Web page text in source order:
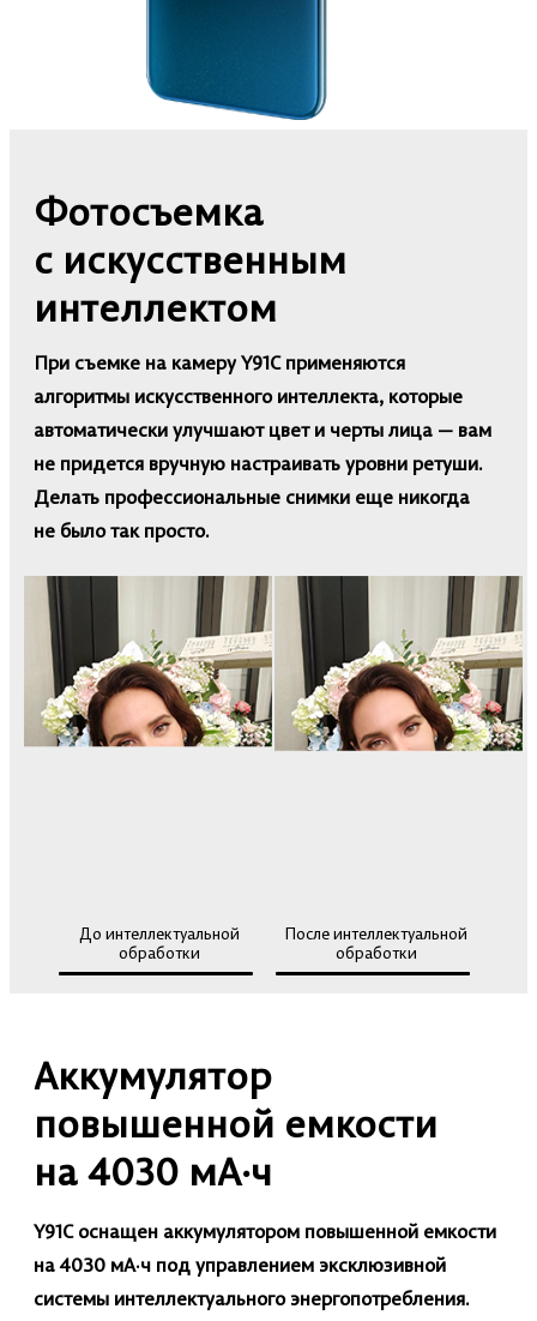
Фотосъемка
с искусственным
интеллектом
При съемке на камеру Y91C применяются
алгоритмы искусственного интеллекта, которые
автоматически улучшают цвет и черты лица — вам
не придется вручную настраивать уровни ретуши.
Делать профессиональные снимки еще никогда
не было так просто.
До интеллектуальной
обработки
После интеллектуальной
обработки
Аккумулятор
повышенной емкости
на 4030 мА·ч
Y91C оснащен аккумулятором повышенной емкости
на 4030 мА·ч под управлением эксклюзивной
системы интеллектуального энергопотребления.